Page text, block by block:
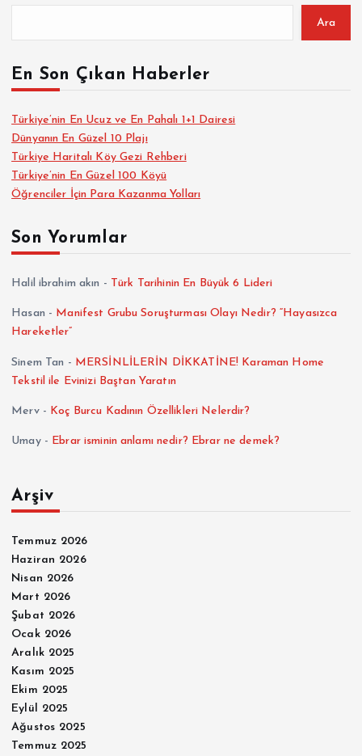
Ara
En Son Çıkan Haberler
Türkiye’nin En Ucuz ve En Pahalı 1+1 Dairesi
Dünyanın En Güzel 10 Plajı
Türkiye Haritalı Köy Gezi Rehberi
Türkiye’nin En Güzel 100 Köyü
Öğrenciler İçin Para Kazanma Yolları
Son Yorumlar
Halil ibrahim akın - Türk Tarihinin En Büyük 6 Lideri
Hasan - Manifest Grubu Soruşturması Olayı Nedir? “Hayasızca
Hareketler”
Sinem Tan - MERSİNLİLERİN DİKKATİNE! Karaman Home
Tekstil ile Evinizi Baştan Yaratın
Merv- Koç Burcu Kadının Özellikleri Nelerdir?
Umay- Ebrar isminin anlamı nedir? Ebrar ne demek?
Arşiv
Temmuz 2026
Haziran 2026
Nisan 2026
Mart 2026
Şubat 2026
Ocak 2026
Aralık 2025
Kasım 2025
Ekim 2025
Eylül 2025
Ağustos 2025
Temmuz 2025